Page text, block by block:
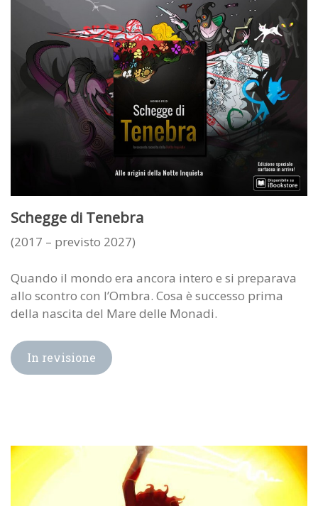
Schegge di Tenebra
(2017 – previsto 2027)
Quando il mondo era ancora intero e si preparava
allo scontro con l’Ombra. Cosa è successo prima
della nascita del Mare delle Monadi.
In revisione